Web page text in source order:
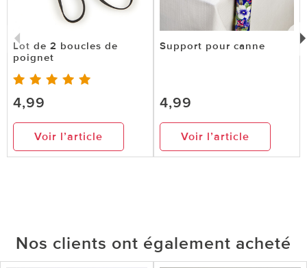
Lot de 2 boucles de
poignet
4,99
Voir l’article
Support pour canne
4,99
Voir l’article
Nos clients ont également acheté